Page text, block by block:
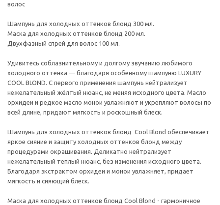
волос
Шампунь для холодных оттенков блонд 300 мл.
Маска для холодных оттенков блонд 200 мл.
Двухфазный спрей для волос 100 мл.
Удивитесь соблазнительному и долгому звучанию любимого
холодного оттенка — благодаря особенному шампуню LUXURY
COOL BLOND. С первого применения шампунь нейтрализует
нежелательный жёлтый нюанс, не меняя исходного цвета. Масло
орхидеи и редкое масло монои увлажняют и укрепляют волосы по
всей длине, придают мягкость и роскошный блеск.
Шампунь для холодных оттенков блонд Cool Blond обеспечивает
яркое сияние и защиту холодных оттенков блонд между
процедурами окрашивания. Деликатно нейтрализует
нежелательный теплый нюанс, без изменения исходного цвета.
Благодаря экстрактом орхидеи и монои увлажняет, придает
мягкость и сияющий блеск.
Маска для холодных оттенков блонд Cool Blond - гармоничное